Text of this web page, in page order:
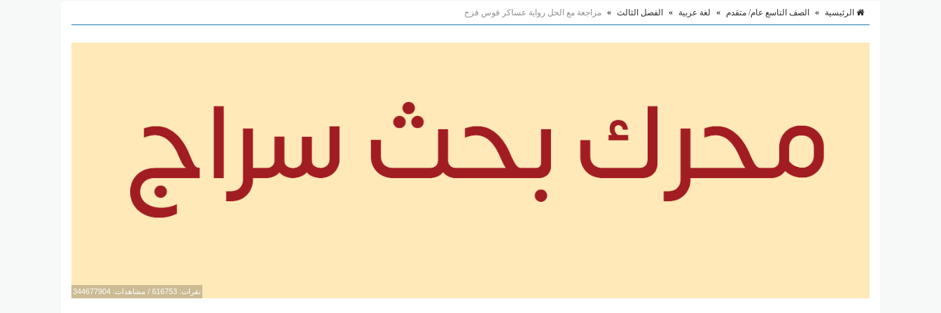
الرئيسية » الصف التاسع عام/ متقدم » لغة عربية » الفصل الثالث » مراجعة مع الحل رواية عساكر قوس قزح
نقرات: 616753 / مشاهدات: 344677904